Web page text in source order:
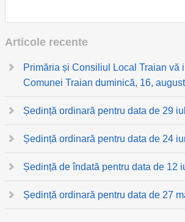
Articole recente
Primăria și Consiliul Local Traian vă
Comunei Traian duminică, 16, august
Ședință ordinară pentru data de 29
Ședință ordinară pentru data de 24
Ședință de îndată pentru data de 12
Ședință ordinară pentru data de 27